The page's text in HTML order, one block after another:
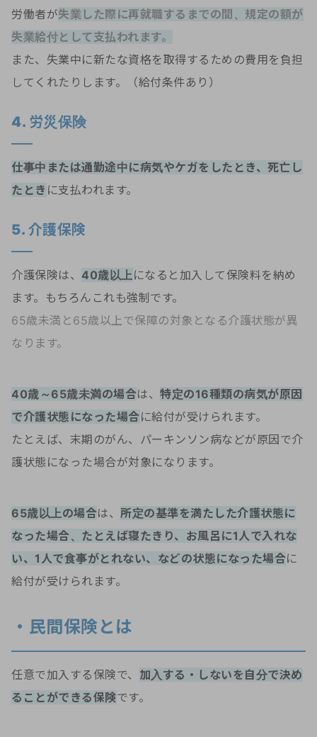
労働者が失業した際に再就職するまでの間、規定の額が
失業給付として支払われます。
また、失業中に新たな資格を取得するための費用を負担
してくれたりします。（給付条件あり）
4. 労災保険
仕事中または通勤途中に病気やケガをしたとき、死亡し
たとき に支払われます。
5. 介護保険
介護保険は、 40歳以上になると加入して保険料を納め
ます。もちろんこれも強制です。
65歳未満と65歳以上で保障の対象となる介護状態が異
なります。
40歳～65歳未満の場合は、 特定の16種類の病気が原因
で介護状態になった場合に給付が受けられます。
たとえば、末期のがん、パーキンソン病などが原因で介
護状態になった場合が対象になります。
65歳以上の場合は、 所定の基準を満たした介護状態に
なった場合、たとえば寝たきり、お風呂に1人で入れな
い、1人で食事がとれない、などの状態になった場合に
給付が受けられます。
・民間保険とは
任意で加入する保険で、 加入する・しないを自分で決め
ることができる保険です。